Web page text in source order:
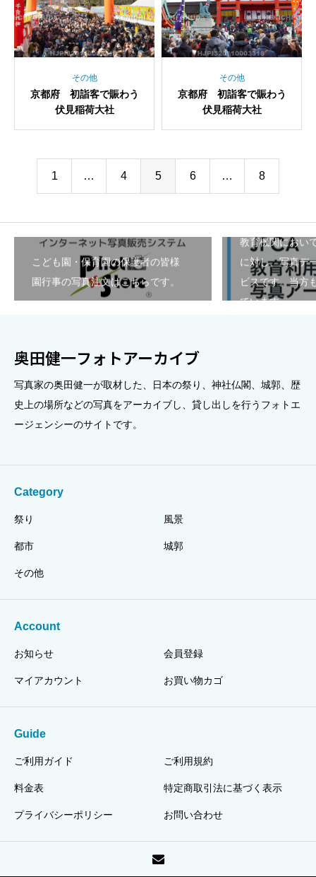
その他
京都府 初詣客で賑わう
伏見稲荷大社
その他
京都府 初詣客で賑わう
伏見稲荷大社
1 … 4 5 6 … 8
こども園・保育園の保護者の皆様
園行事の写真注文はこちらです。
教育機関におい
に対し、写真デ
ビスです。当方
ています。
奥田健一フォトアーカイブ
写真家の奥田健一が取材した、日本の祭り、神社仏閣、城郭、歴
史上の場所などの写真をアーカイブし、貸し出しを行うフォトエ
ージェンシーのサイトです。
Category
祭り 風景
都市 城郭
その他
Account
お知らせ 会員登録
マイアカウント お買い物カゴ
Guide
ご利用ガイド ご利用規約
料金表 特定商取引法に基づく表示
プライバシーポリシー お問い合わせ